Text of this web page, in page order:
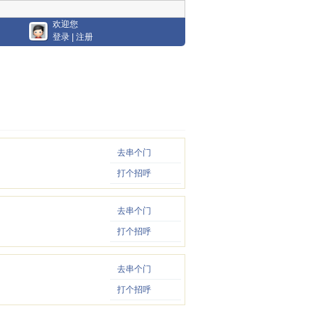
欢迎您
登录
注册
去串个门
打个招呼
去串个门
打个招呼
去串个门
打个招呼